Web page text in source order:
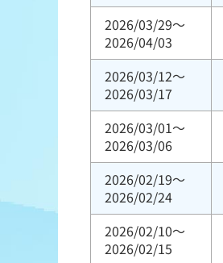
2026/03/29～
2026/04/03
2026/03/12～
2026/03/17
2026/03/01～
2026/03/06
2026/02/19～
2026/02/24
2026/02/10～
2026/02/15